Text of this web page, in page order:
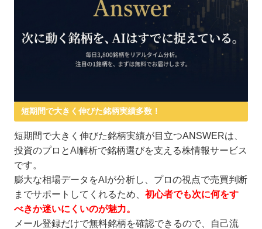
短期間で大きく伸びた銘柄実績多数！
短期間で大きく伸びた銘柄実績が目立つANSWERは、
投資のプロとAI解析で銘柄選びを支える株情報サービス
です。
膨大な相場データをAIが分析し、プロの視点で売買判断
までサポートしてくれるため、初心者でも次に何をす
べきか迷いにくいのが魅力。
メール登録だけで無料銘柄を確認できるので、自己流